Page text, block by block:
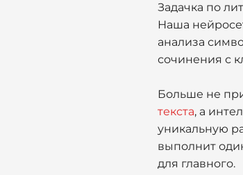
Задачка по
Наша
анализа
сочинения с
Больше не
текста, а
уникальную
выполнит
для главного.